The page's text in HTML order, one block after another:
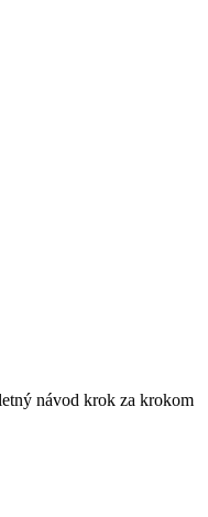
návod krok za krokom